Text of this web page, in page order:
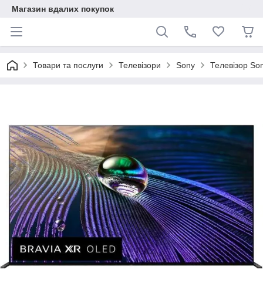
Магазин вдалих покупок
Товари та послуги Телевізори Sony Телевізор